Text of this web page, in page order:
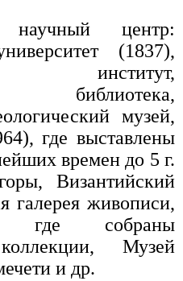
центр:
(1837),
институт,
библиотека,
музей,
где выставлены
времен до 5 г.
Византийский
галерея живописи,
где собраны
Музей
и др.